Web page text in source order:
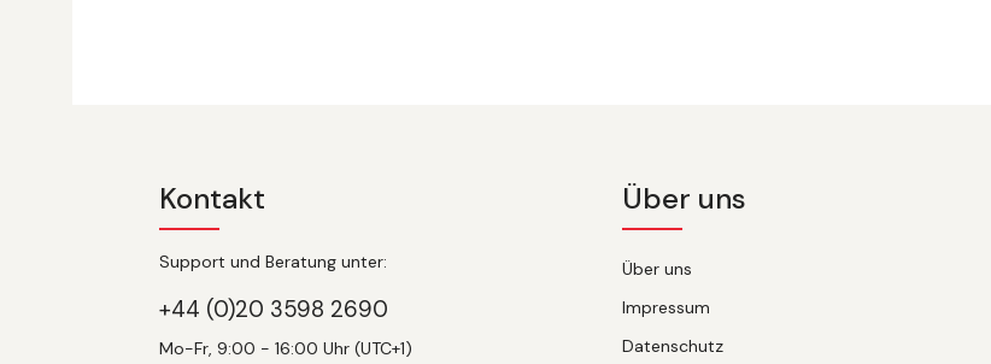
Kontakt
Support und Beratung unter:
+44 (0)20 3598 2690
Mo-Fr, 9:00 - 16:00 Uhr (UTC+1)
Über uns
Über uns
Impressum
Datenschutz